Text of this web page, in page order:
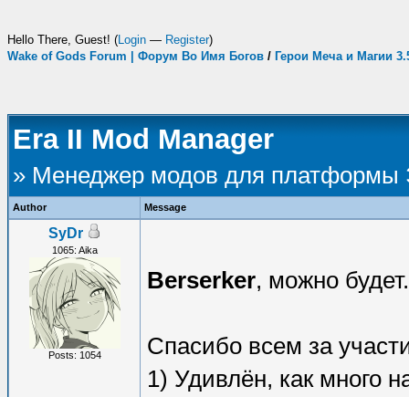
Hello There, Guest! (Login — Register)
Wake of Gods Forum | Форум Во Имя Богов / Герои Меча и Магии
Era II Mod Manager
» Менеджер модов для платформы
Author Message
SyDr
1065: Aika
Posts: 1054
Berserker, можно
Спасибо всем за
1) Удивлён, как много